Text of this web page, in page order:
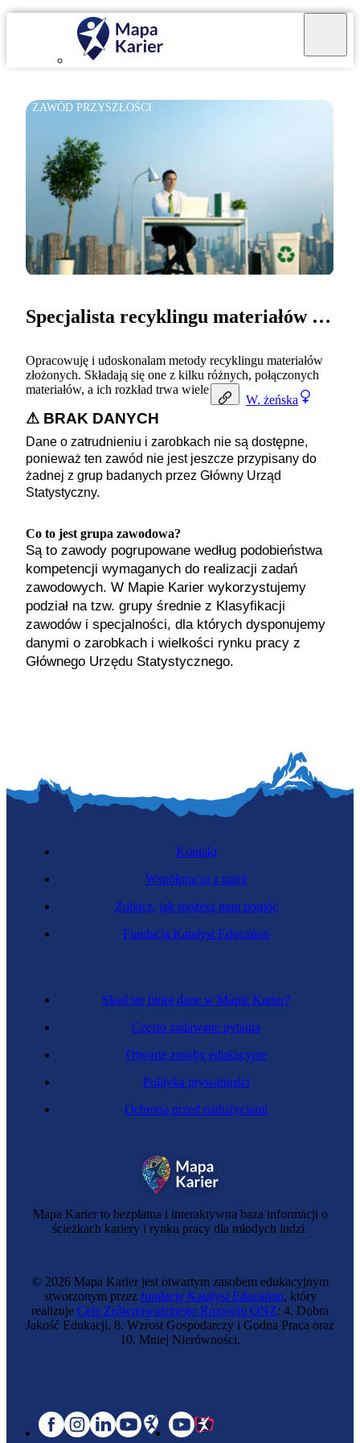
ZAWÓD PRZYSZŁOŚCI
W. żeńska
Specjalista recyklingu materiałów złożonych
Opracowuję i udoskonalam metody recyklingu materiałów
złożonych. Składają się one z kilku różnych, połączonych
materiałów, a ich rozkład trwa wiele lat.
⚠ BRAK DANYCH
Dane o zatrudnieniu i zarobkach nie są dostępne,
ponieważ ten zawód nie jest jeszcze przypisany do
żadnej z grup badanych przez Główny Urząd
Statystyczny.
Co to jest grupa zawodowa?
Są to zawody pogrupowane według podobieństwa
kompetencji wymaganych do realizacji zadań
zawodowych. W Mapie Karier wykorzystujemy
podział na tzw. grupy średnie z Klasyfikacji
zawodów i specjalności, dla których dysponujemy
danymi o zarobkach i wielkości rynku pracy z
Głównego Urzędu Statystycznego.
Mapa Karier to bezpłatna i interaktywna baza informacji o
ścieżkach kariery i rynku pracy dla młodych ludzi.
Skąd się biorą dane w Mapie Karier?
Często zadawane pytania
Otwarte zasoby edukacyjne
Polityka prywatności
Ochrona przed nadużyciami
Kontakt
Współpracuj z nami
Zobacz, jak możesz nam pomóc
Fundacja Katalyst Education
© 2026 Mapa Karier jest otwartym zasobem edukacyjnym
stworzonym przez fundację Katalyst Education, który
realizuje Cele Zrównoważonego Rozwoju ONZ: 4. Dobra
Jakość Edukacji, 8. Wzrost Gospodarczy i Godna Praca oraz
10. Mniej Nierówności.